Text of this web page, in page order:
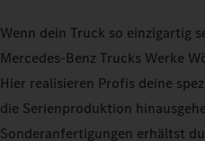
Wenn dein Truck so einzigartig
Mercedes‑Benz Trucks Werke
Hier realisieren Profis deine
die Serienproduktion
Sonderanfertigungen erhältst